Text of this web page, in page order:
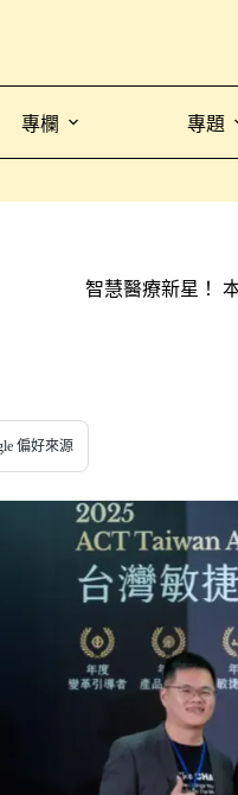
專欄 專題
智慧醫療新星！
偏好來源